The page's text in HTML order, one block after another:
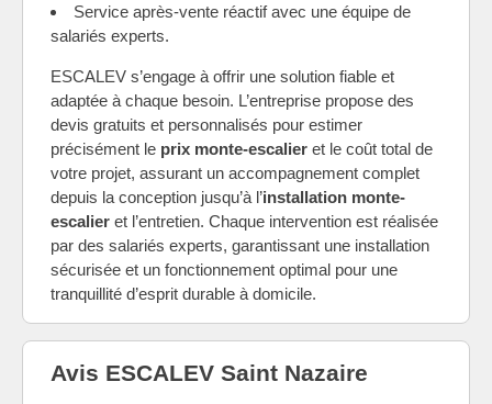
Service après-vente réactif avec une équipe de
salariés experts.
ESCALEV s’engage à offrir une solution fiable et
adaptée à chaque besoin. L’entreprise propose des
devis gratuits et personnalisés pour estimer
précisément le prix monte-escalier et le coût total de
votre projet, assurant un accompagnement complet
depuis la conception jusqu’à l’installation monte-
escalier et l’entretien. Chaque intervention est réalisée
par des salariés experts, garantissant une installation
sécurisée et un fonctionnement optimal pour une
tranquillité d’esprit durable à domicile.
Avis ESCALEV Saint Nazaire